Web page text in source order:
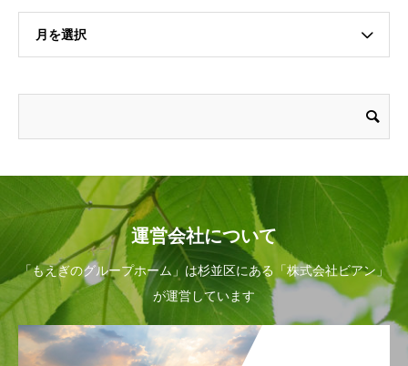
月を選択
運営会社について
「もえぎのグループホーム」は杉並区にある「株式会社ビアン」
が運営しています